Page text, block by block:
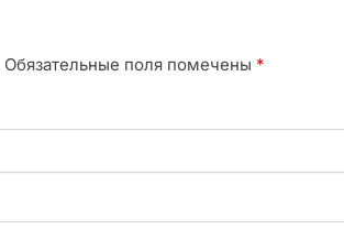
Обязательные поля помечены *